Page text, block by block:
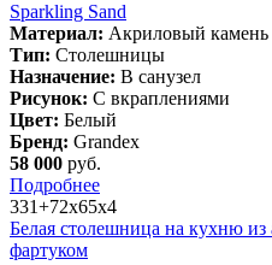
Sparkling Sand
Материал: Акриловый камень
Тип: Столешницы
Назначение: В санузел
Рисунок: С вкраплениями
Цвет: Белый
Бренд: Grandex
58 000 руб.
Подробнее
331+72х65х4
Белая столешница на кухню из
фартуком